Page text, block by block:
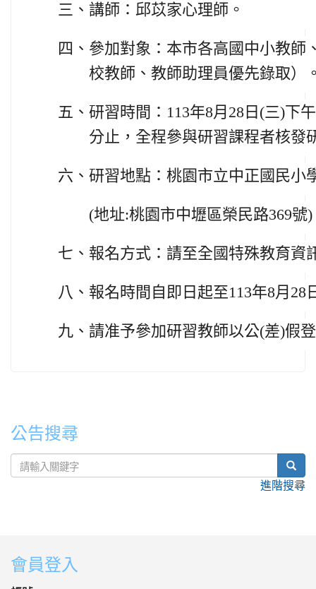
三、 講師：邱苡家心理師。
四、 參加對象：本市各高國中小教師
校教師、教師助理員優先錄取）
五、 研習時間：113年8月28日(三)下
分止，全程參與研習課程者核發
六、 研習地點：桃園市立中正國民小
(地址:桃園市中壢區榮民路369號)
七、 報名方式：請至全國特殊教育資
八、 報名時間自即日起至113年8月28
九、 請准予參加研習教師以公(差)假
公告搜尋
進階搜尋
會員登入